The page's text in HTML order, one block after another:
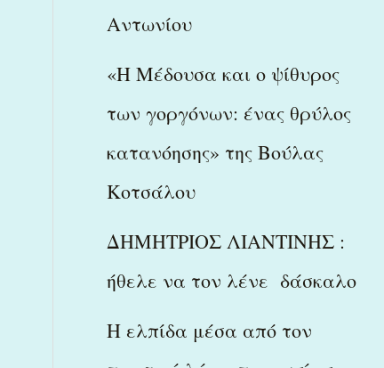
Αντωνίου
«Η Μέδουσα και ο ψίθυρος
των γοργόνων: ένας θρύλος
κατανόησης» της Βούλας
Κοτσάλου
ΔΗΜΗΤΡΙΟΣ ΛΙΑΝΤΙΝΗΣ :
ήθελε να τον λένε δάσκαλο
Η ελπίδα μέσα από τον